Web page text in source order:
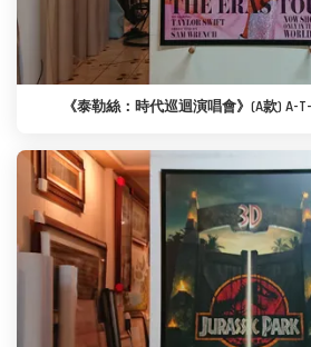
《泰勒絲：時代巡迴演唱會》(A款) A-T-